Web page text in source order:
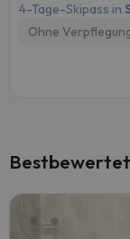
4-Tage-Skipass in
Ohne